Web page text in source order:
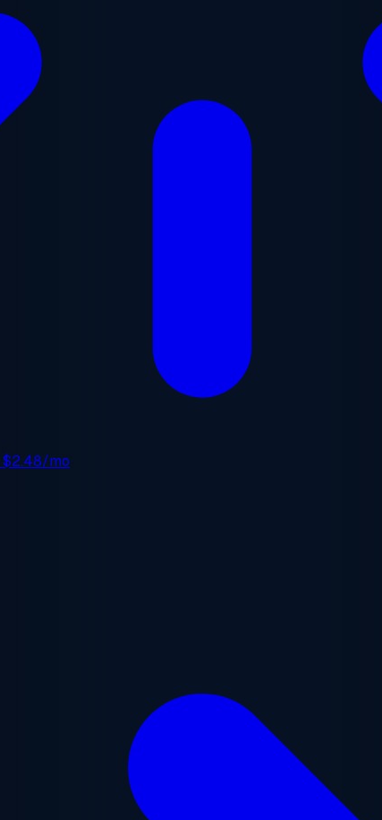
$2.48/mo